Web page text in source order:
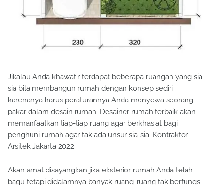
Jikalau Anda khawatir terdapat beberapa ruangan yang sia-
sia bila membangun rumah dengan konsep sediri
karenanya harus peraturannya Anda menyewa seorang
pakar dalam desain rumah. Desainer rumah terbaik akan
memanfaatkan tiap-tiap ruang agar berkhasiat bagi
penghuni rumah agar tak ada unsur sia-sia. Kontraktor
Arsitek Jakarta 2022.
Akan amat disayangkan jika eksterior rumah Anda telah
bagu tetapi didalamnya banyak ruang-ruang tak berfungsi